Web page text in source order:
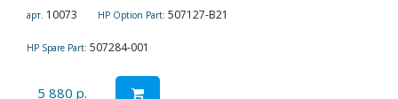
арт. 10073 HP Option Part: 507127-B21
HP Spare Part: 507284-001
5 880 р.